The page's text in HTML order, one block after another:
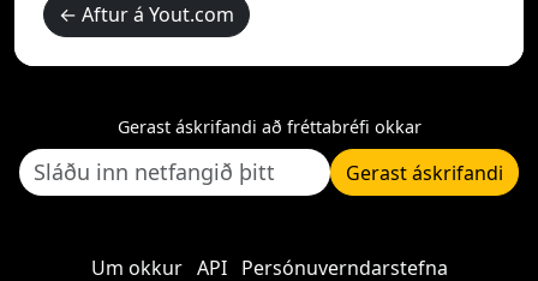
← Aftur á Yout.com
Gerast áskrifandi að fréttabréfi okkar
Gerast áskrifandi
Um okkur API
Persónuverndarstefna